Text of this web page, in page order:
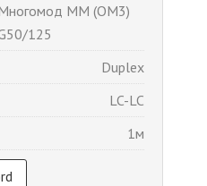
MM (OM3)
125
Duplex
LC-LC
1м